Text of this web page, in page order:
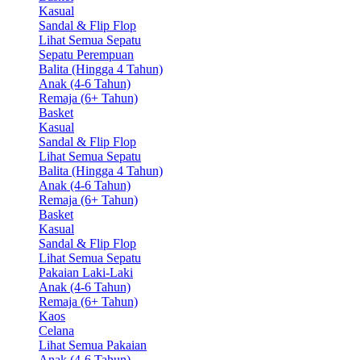
Kasual
Sandal & Flip Flop
Lihat Semua Sepatu
Sepatu Perempuan
Balita (Hingga 4 Tahun)
Anak (4-6 Tahun)
Remaja (6+ Tahun)
Basket
Kasual
Sandal & Flip Flop
Lihat Semua Sepatu
Balita (Hingga 4 Tahun)
Anak (4-6 Tahun)
Remaja (6+ Tahun)
Basket
Kasual
Sandal & Flip Flop
Lihat Semua Sepatu
Pakaian Laki-Laki
Anak (4-6 Tahun)
Remaja (6+ Tahun)
Kaos
Celana
Lihat Semua Pakaian